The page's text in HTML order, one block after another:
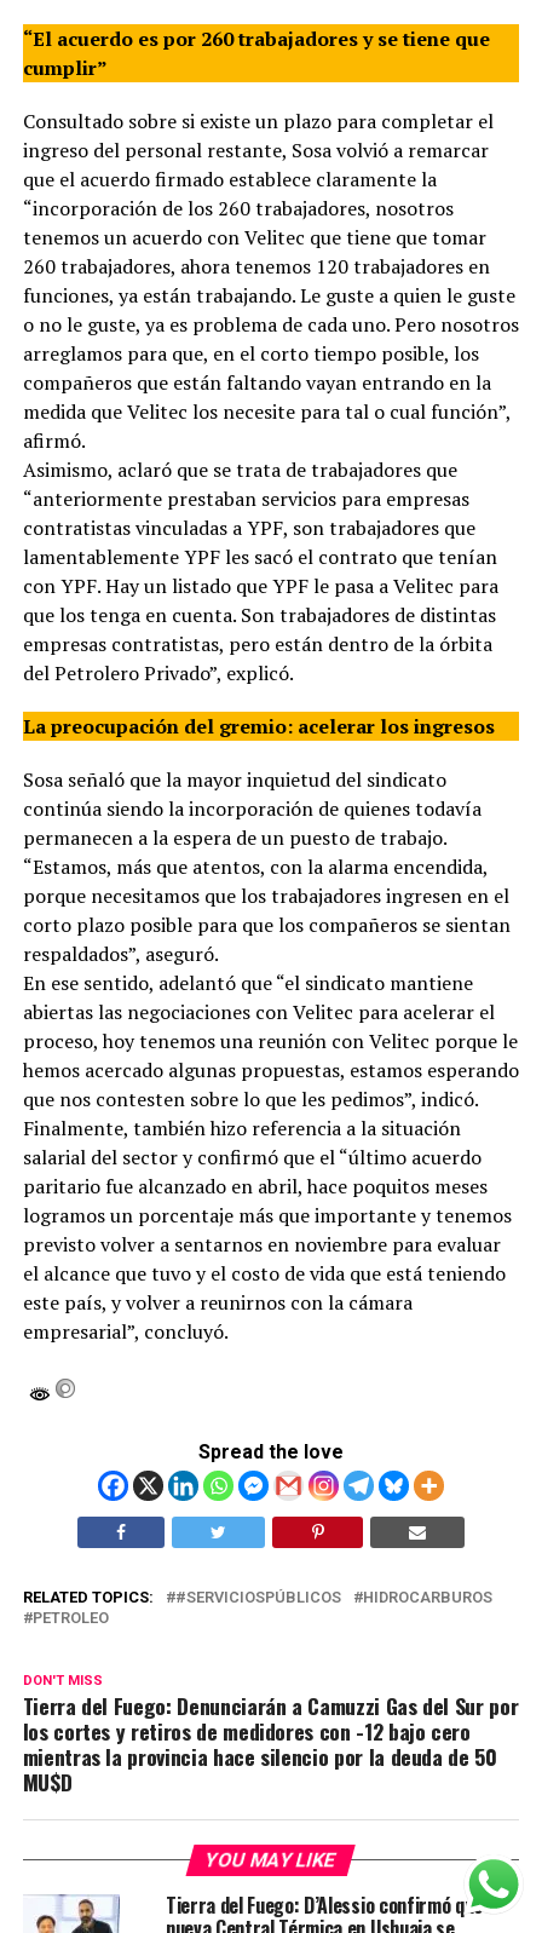
“El acuerdo es por 260 trabajadores y se tiene que
cumplir”
Consultado sobre si existe un plazo para completar el
ingreso del personal restante, Sosa volvió a remarcar
que el acuerdo firmado establece claramente la
“incorporación de los 260 trabajadores, nosotros
tenemos un acuerdo con Velitec que tiene que tomar
260 trabajadores, ahora tenemos 120 trabajadores en
funciones, ya están trabajando. Le guste a quien le guste
o no le guste, ya es problema de cada uno. Pero nosotros
arreglamos para que, en el corto tiempo posible, los
compañeros que están faltando vayan entrando en la
medida que Velitec los necesite para tal o cual función”,
afirmó.
Asimismo, aclaró que se trata de trabajadores que
“anteriormente prestaban servicios para empresas
contratistas vinculadas a YPF, son trabajadores que
lamentablemente YPF les sacó el contrato que tenían
con YPF. Hay un listado que YPF le pasa a Velitec para
que los tenga en cuenta. Son trabajadores de distintas
empresas contratistas, pero están dentro de la órbita
del Petrolero Privado”, explicó.
La preocupación del gremio: acelerar los ingresos
Sosa señaló que la mayor inquietud del sindicato
continúa siendo la incorporación de quienes todavía
permanecen a la espera de un puesto de trabajo.
“Estamos, más que atentos, con la alarma encendida,
porque necesitamos que los trabajadores ingresen en el
corto plazo posible para que los compañeros se sientan
respaldados”, aseguró.
En ese sentido, adelantó que “el sindicato mantiene
abiertas las negociaciones con Velitec para acelerar el
proceso, hoy tenemos una reunión con Velitec porque le
hemos acercado algunas propuestas, estamos esperando
que nos contesten sobre lo que les pedimos”, indicó.
Finalmente, también hizo referencia a la situación
salarial del sector y confirmó que el “último acuerdo
paritario fue alcanzado en abril, hace poquitos meses
logramos un porcentaje más que importante y tenemos
previsto volver a sentarnos en noviembre para evaluar
el alcance que tuvo y el costo de vida que está teniendo
este país, y volver a reunirnos con la cámara
empresarial”, concluyó.
Spread the love
RELATED TOPICS: #SERVICIOSPÚBLICOS
HIDROCARBUROS
PETROLEO
DON'T MISS
Tierra del Fuego: Denunciarán a Camuzzi Gas del Sur por
los cortes y retiros de medidores con -12 bajo cero
mientras la provincia hace silencio por la deuda de 50
MU$D
YOU MAY LIKE
Tierra del Fuego: D’Alessio confirmó que la